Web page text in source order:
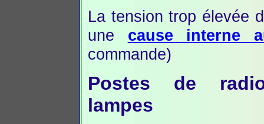
La tension trop élevée
une cause interne
commande)
Postes de
lampes